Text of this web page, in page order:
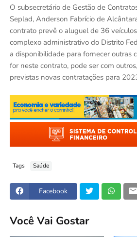
O subsecretário de Gestão de
Seplad, Anderson Fabrício de
contrato prevê o aluguel de 36
complexo administrativo do Distrito
a disponibilidade para fornecer outras
for neste contrato, pode ser com
previstas novas contratações para
Tags Saúde
Facebook
Você Vai Gostar